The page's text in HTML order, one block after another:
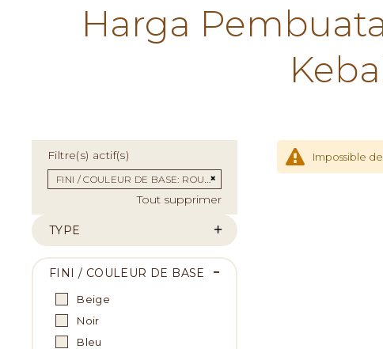
Harga
Impossible
Filtre(s) actif(s)
FINI / COULEUR DE BASE ROUGE Supprimer cet Élément
Tout supprimer
TYPE
FINI / COULEUR DE BASE
Beige
Noir
Bleu